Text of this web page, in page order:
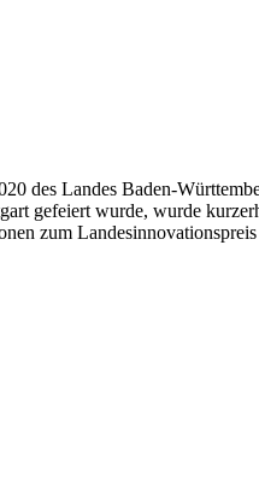
des Landes Baden-
gefeiert wurde, wurde
zum